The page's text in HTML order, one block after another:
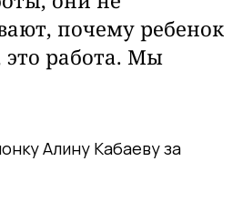
почему ребенок
работа. Мы
Алину Кабаеву за